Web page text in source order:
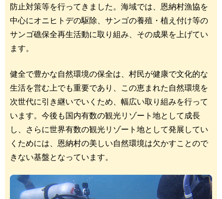
防止対策等を行ってきました。海域では、恩納村漁協を
中心にオニヒトデの駆除、サンゴの養殖・植え付け等の
サンゴ礁保全再生活動に取り組み、その成果を上げてい
ます。
健全で豊かな自然環境の保全は、村民が健康で文化的な
生活を営む上でも重要であり、この恵まれた自然環境を
次世代に引き継いでいくため、幅広い取り組みを行って
います。今後も国内有数の観光リゾート地として成長
し、さらに世界有数の観光リゾート地として発展してい
くためには、恩納村の美しい自然環境は欠かすことので
きない基盤となっています。